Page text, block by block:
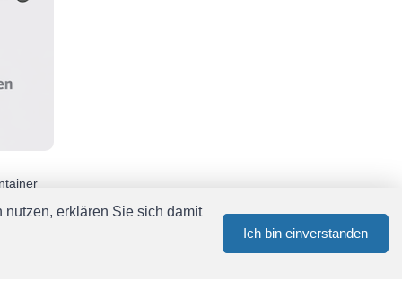
erklären Sie sich damit
Ich bin einverstanden